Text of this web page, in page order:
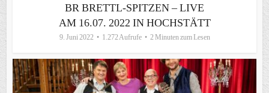
BR BRETTL-SPITZEN – LIVE
AM 16.07. 2022 IN HOCHSTÄTT
9. Juni 2022 1.272 Aufrufe 2 Minuten zum Lesen